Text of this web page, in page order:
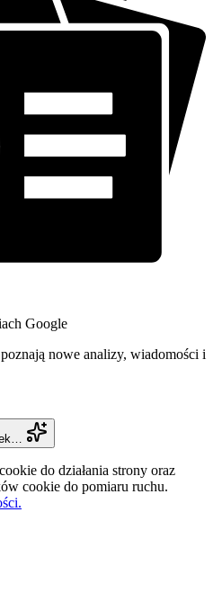
Google
nowe analizy, wiadomości i
do działania strony oraz
cookie do pomiaru ruchu.